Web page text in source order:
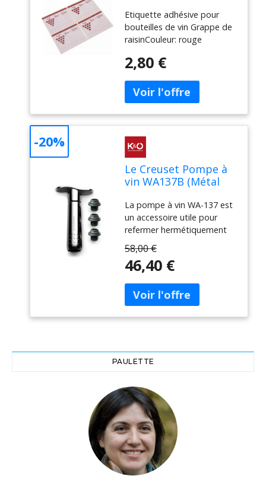
Grappe de raisin (
Etiquette adhésive pour
bouteilles de vin Grappe de
raisinCouleur: rouge
73x56Paquet: 100 pièces
2,80 €
Le Creuset Pompe à
vin WA137B (Métal
La pompe à vin WA-137 est
un accessoire utile pour
refermer hermétiquement
Ainsi, la bonne bouteille, que
vous n'avez pas entièrement
manière professionnelle
pour la prochaine occasion.
3 bouchons de vin inclus.
disponibles
séparément.Parce que le
petites choses, Le Creuset
propose des accessoires de
vin de bon goût dans toutes
les gammes de prix. Noble
dans l'optique, pratique
dans l'application avec une
manipulation très simple et
une utilité optimale.
58,00 €
46,40 €
-20%
PAULETTE